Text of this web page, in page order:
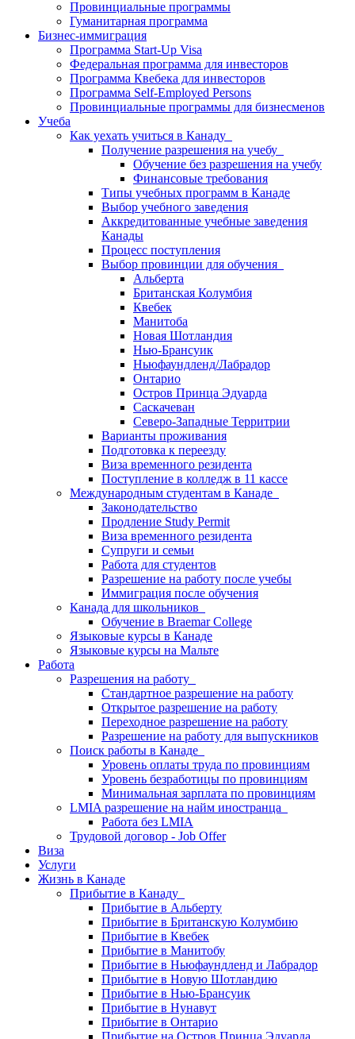
Провинциальные программы
Гуманитарная программа
Бизнес-иммиграция
Программа Start-Up Visa
Федеральная программа для инвесторов
Программа Квебека для инвесторов
Программа Self-Employed Persons
Провинциальные программы для бизнесменов
Учеба
Как уехать учиться в Канаду
Получение разрешения на учебу
Обучение без разрешения на учебу
Финансовые требования
Типы учебных программ в Канаде
Выбор учебного заведения
Аккредитованные учебные заведения
Канады
Процесс поступления
Выбор провинции для обучения
Альберта
Британская Колумбия
Квебек
Манитоба
Новая Шотландия
Нью-Брансуик
Ньюфаундленд/Лабрадор
Онтарио
Остров Принца Эдуарда
Саскачеван
Северо-Западные Территрии
Варианты проживания
Подготовка к переезду
Виза временного резидента
Поступление в колледж в 11 кассе
Международным студентам в Канаде
Законодательство
Продление Study Permit
Виза временного резидента
Супруги и семьи
Работа для студентов
Разрешение на работу после учебы
Иммиграция после обучения
Канада для школьников
Обучение в Braemar College
Языковые курсы в Канаде
Языковые курсы на Мальте
Работа
Разрешения на работу
Стандартное разрешение на работу
Открытое разрешение на работу
Переходное разрешение на работу
Разрешение на работу для выпускников
Поиск работы в Канаде
Уровень оплаты труда по провинциям
Уровень безработицы по провинциям
Минимальная зарплата по провинциям
LMIA разрешение на найм иностранца
Работа без LMIA
Трудовой договор - Job Offer
Виза
Услуги
Жизнь в Канаде
Прибытие в Канаду
Прибытие в Альберту
Прибытие в Британскую Колумбию
Прибытие в Квебек
Прибытие в Манитобу
Прибытие в Ньюфаундленд и Лабрадор
Прибытие в Новую Шотландию
Прибытие в Нью-Брансуик
Прибытие в Нунавут
Прибытие в Онтарио
Прибытие на Остров Принца Эдуарда